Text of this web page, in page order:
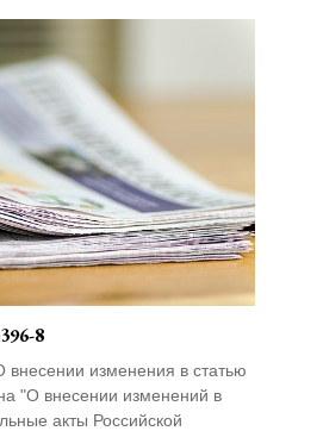
8
изменения в статью
"О внесении изменений в
акты Российской